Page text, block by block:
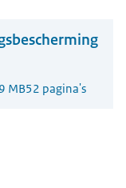
MB52 pagina's